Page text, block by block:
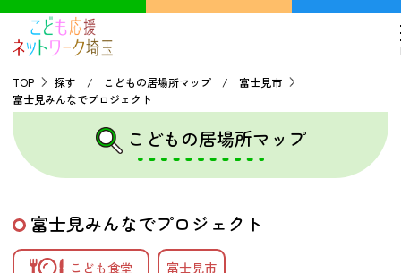
TOP
こどもの貧困について
探す
TOP
探す / こどもの居場所マップ / 富士見市
富士見みんなでプロジェクト
こどもの居場所マップ
富士見みんなでプロジェクト
こども食堂 富士見市